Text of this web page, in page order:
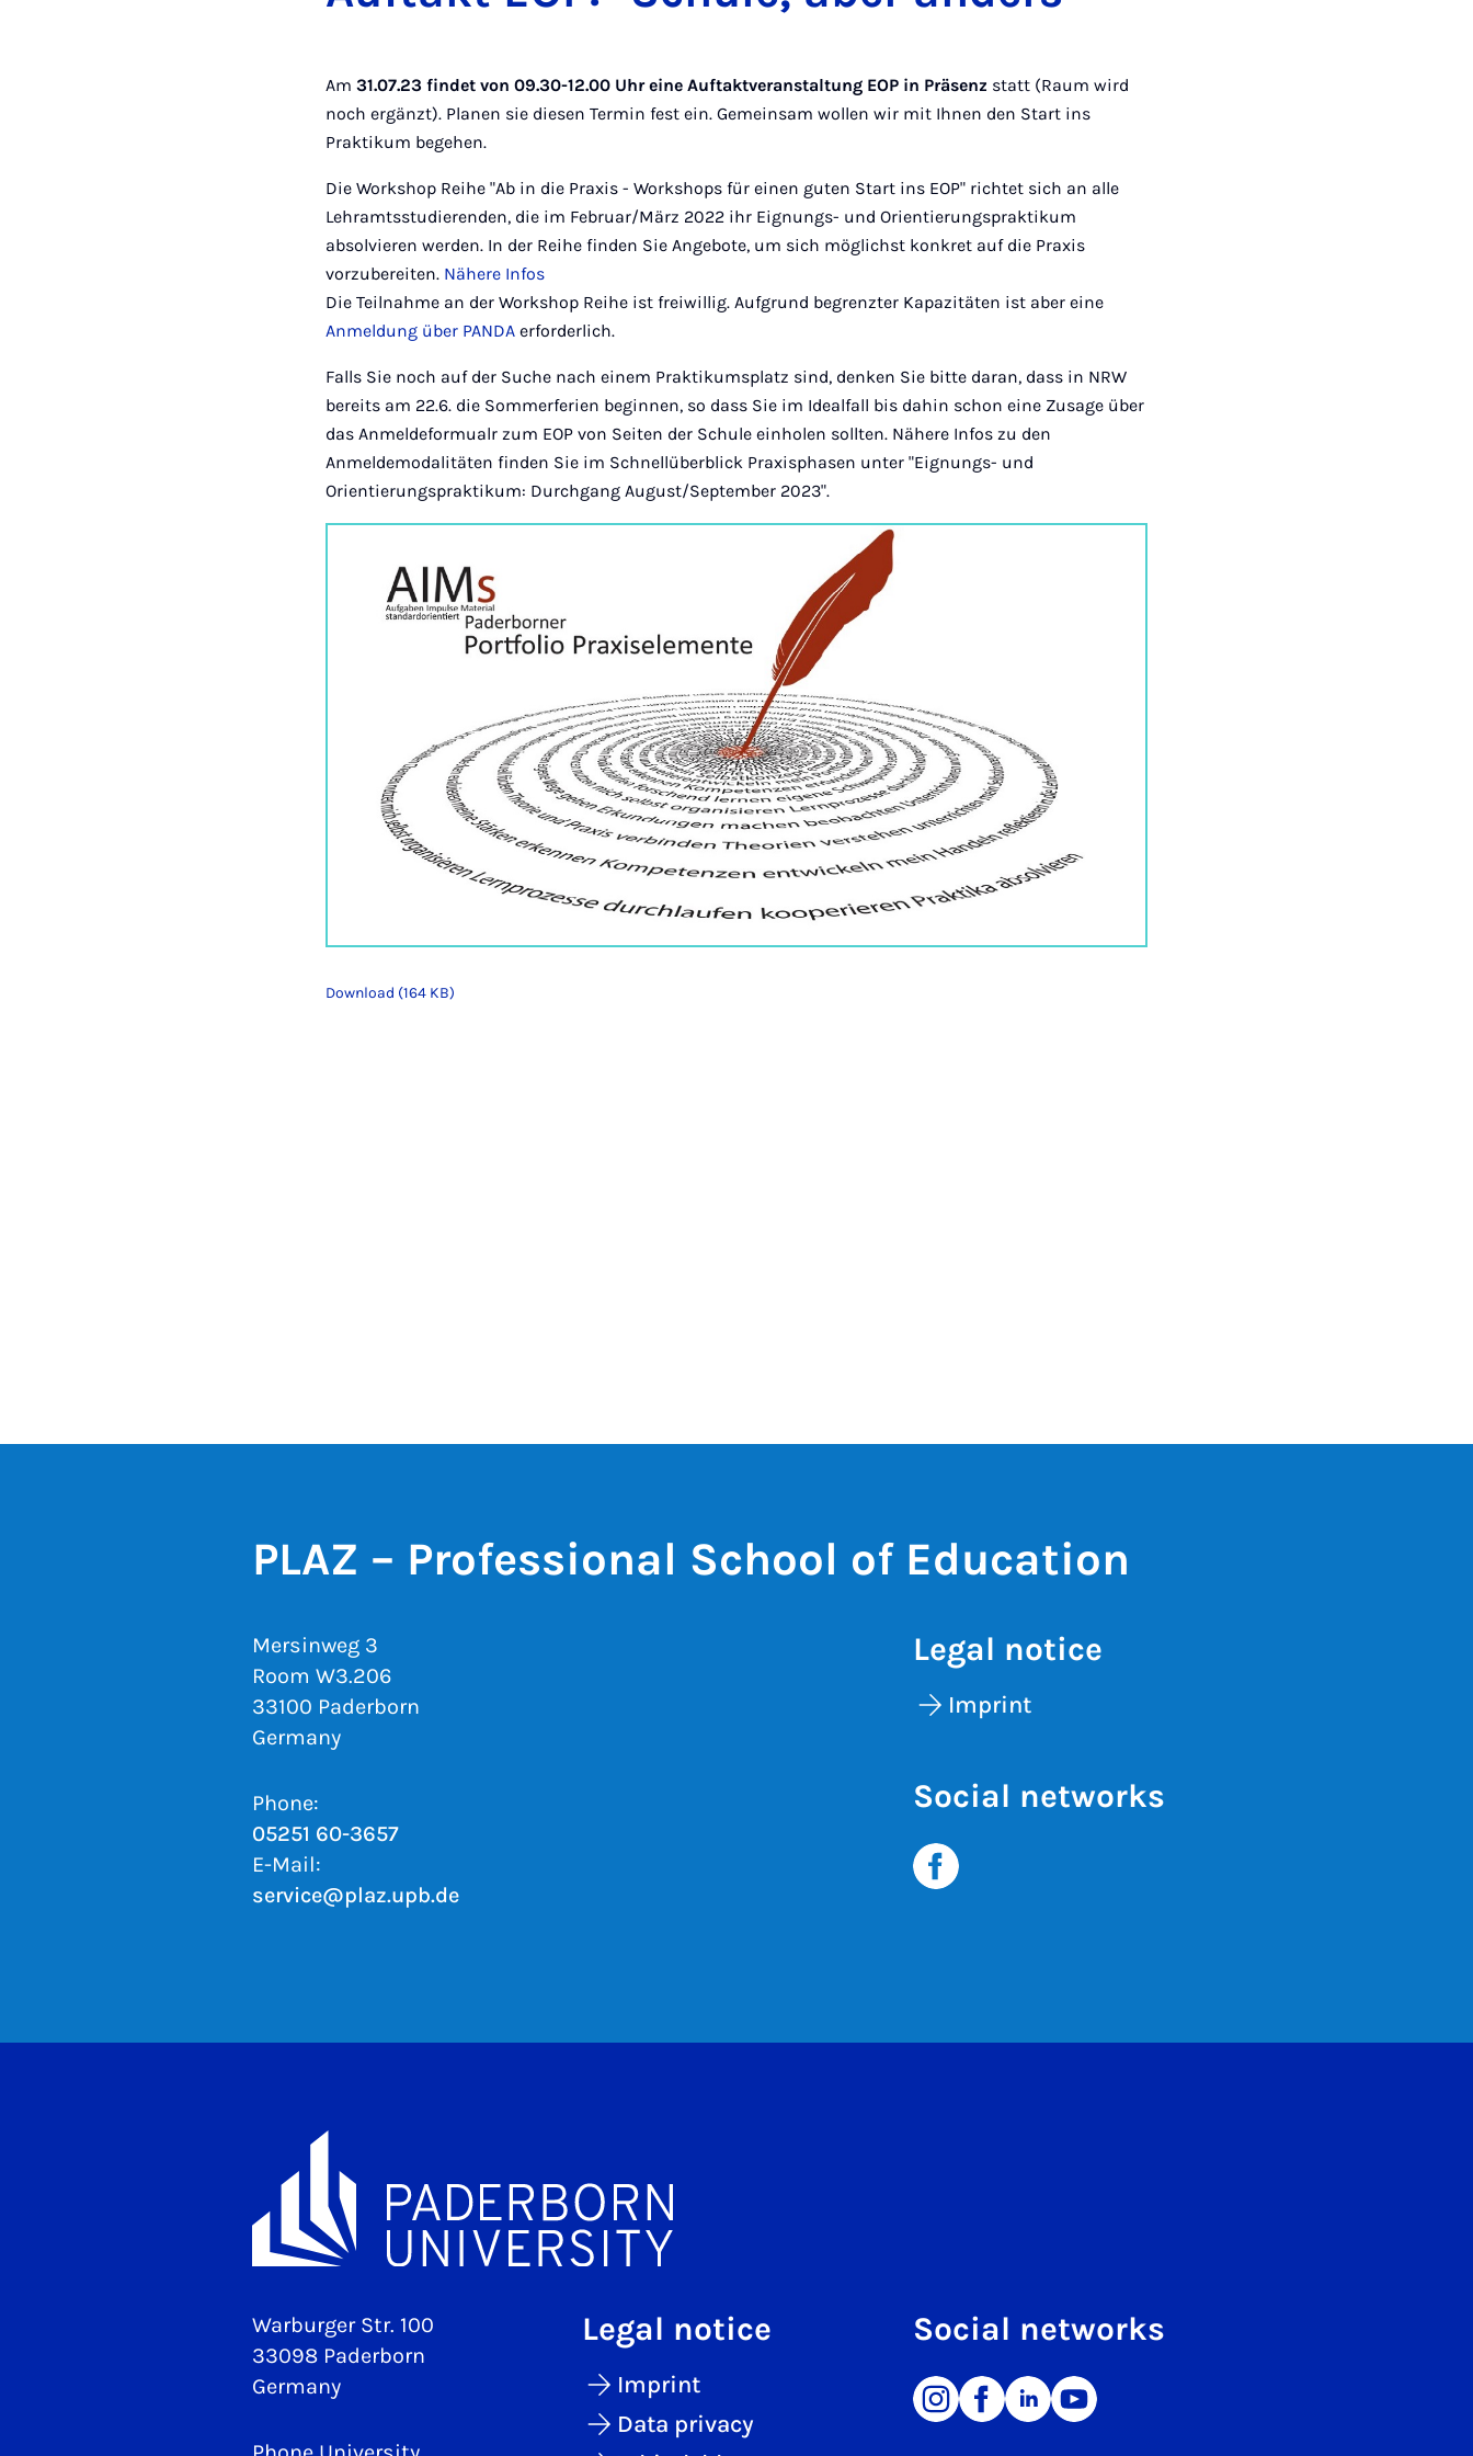
Am31.07.23 findet von 09.30-12.00 Uhr eine Auftaktveranstaltung EOP in Präsenz statt (Raum wird
noch ergänzt). Planen sie diesen Termin fest ein. Gemeinsam wollen wir mit Ihnen den Start ins
Praktikum begehen.
Die Workshop Reihe "Ab in die Praxis - Workshops für einen guten Start ins EOP" richtet sich an alle
Lehramtsstudierenden, die im Februar/März 2022 ihr Eignungs- und Orientierungspraktikum
absolvieren werden. In der Reihe finden Sie Angebote, um sich möglichst konkret auf die Praxis
vorzubereiten. Nähere Infos
Die Teilnahme an der Workshop Reihe ist freiwillig. Aufgrund begrenzter Kapazitäten ist aber eine
Anmeldung über PANDA erforderlich.
Falls Sie noch auf der Suche nach einem Praktikumsplatz sind, denken Sie bitte daran, dass in NRW
bereits am 22.6. die Sommerferien beginnen, so dass Sie im Idealfall bis dahin schon eine Zusage über
das Anmeldeformualr zum EOP von Seiten der Schule einholen sollten. Nähere Infos zu den
Anmeldemodalitäten finden Sie im Schnellüberblick Praxisphasen unter "Eignungs- und
Orientierungspraktikum: Durchgang August/September 2023".
Download (164 KB)
PLAZ – Professional School of Education
Mersinweg 3
Room W3.206
33100 Paderborn
Germany
Phone:
05251 60-3657
E-Mail:
service@plaz.upb.de
Legal notice
Imprint
Social networks
Warburger Str. 100
33098 Paderborn
Germany
Legal notice
Imprint
Data privacy
Social networks